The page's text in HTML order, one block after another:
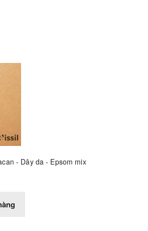
- Dây da - Epsom mix